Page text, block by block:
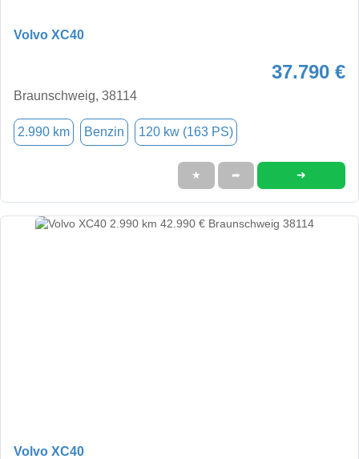
Volvo XC40
37.790 €
Braunschweig, 38114
2.990 km Benzin 120 kw (163 PS)
★ ➦ ➜
Volvo XC40